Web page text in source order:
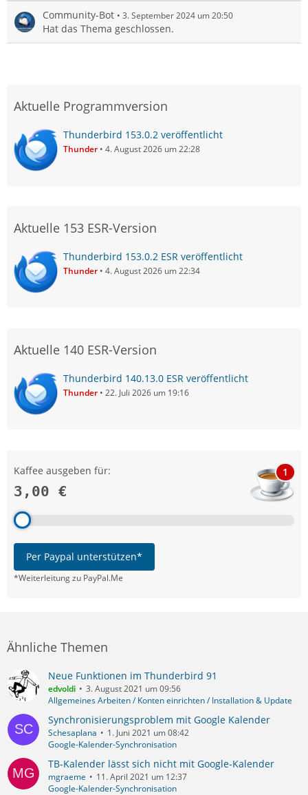
Community-Bot 3. September 2024 um 20:50
Hat das Thema geschlossen.
Aktuelle Programmversion
Thunderbird 153.0.2 veröffentlicht
Thunder 4. August 2026 um 22:28
Aktuelle 153 ESR-Version
Thunderbird 153.0.2 ESR veröffentlicht
Thunder 4. August 2026 um 22:34
Aktuelle 140 ESR-Version
Thunderbird 140.13.0 ESR veröffentlicht
Thunder 22. Juli 2026 um 19:16
Kaffee ausgeben für:
3,00 €
1
Per Paypal unterstützen*
*Weiterleitung zu PayPal.Me
Ähnliche Themen
Neue Funktionen im Thunderbird 91
edvoldi
3. August 2021 um 09:56
Allgemeines Arbeiten / Konten einrichten / Installation & Update
Synchronisierungsproblem mit Google Kalender
Schesaplana
1. Juni 2021 um 08:42
Google-Kalender-Synchronisation
TB-Kalender lässt sich nicht mit Google-Kalender
mgraeme
11. April 2021 um 12:37
Google-Kalender-Synchronisation